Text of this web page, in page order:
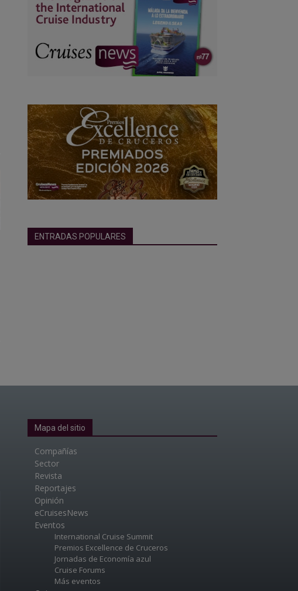
ENTRADAS POPULARES
Mapa del sitio
Compañías
Sector
Revista
Reportajes
Opinión
eCruisesNews
Eventos
International Cruise Summit
Premios Excellence de Cruceros
Jornadas de Economía azul
Cruise Forums
Más eventos